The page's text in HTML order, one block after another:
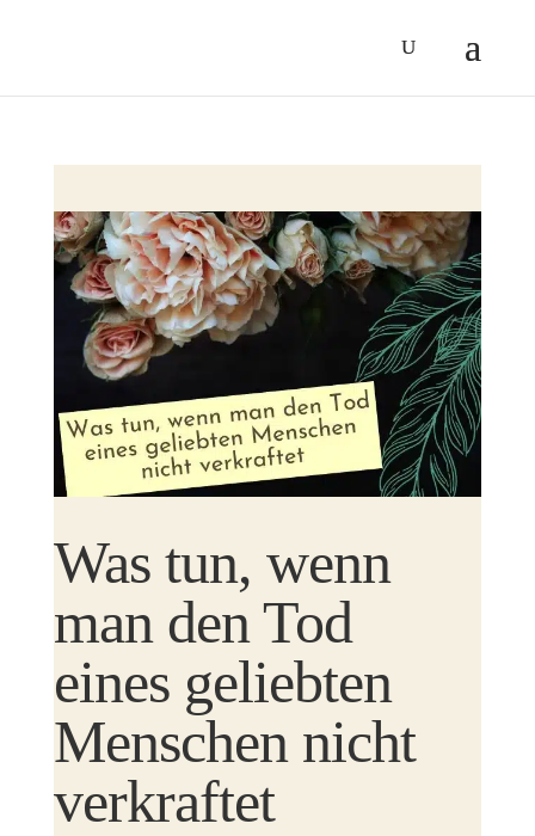
Was tun, wenn
man den Tod
eines geliebten
Menschen nicht
verkraftet